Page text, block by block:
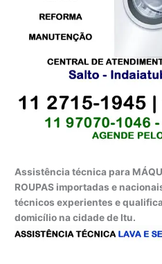
Assistência técnica para
ROUPAS importadas e
técnicos experientes e
domicílio na cidade de Itu.